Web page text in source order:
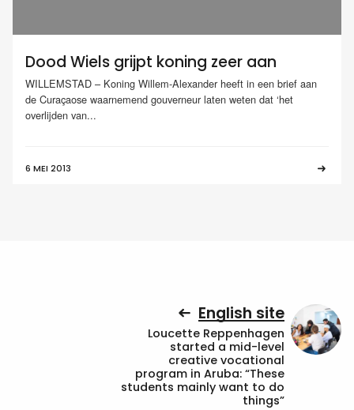
Dood Wiels grijpt koning zeer aan
WILLEMSTAD – Koning Willem-Alexander heeft in een brief aan
de Curaçaose waarnemend gouverneur laten weten dat ‘het
overlijden van...
6 MEI 2013
English site
Loucette Reppenhagen
started a mid-level
creative vocational
program in Aruba: “These
students mainly want to do
things”